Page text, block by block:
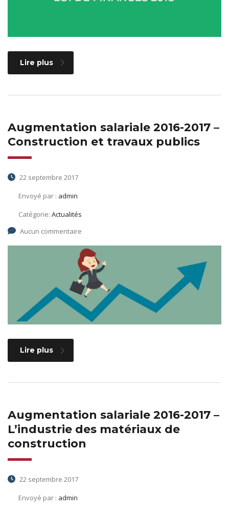
Lire plus
Augmentation salariale 2016-2017 –
Construction et travaux publics
22 septembre 2017
Envoyé par : admin
Catégorie: Actualités
Aucun commentaire
Lire plus
Augmentation salariale 2016-2017 –
L’industrie des matériaux de
construction
22 septembre 2017
Envoyé par : admin